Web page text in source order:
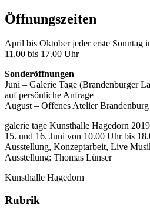
Öffnungszeiten
April bis Okto­ber jeder ers­te Sonn­tag
11.00 bis 17.00 Uhr
Son­der­öff­nun­gen
Juni – Gale­rie Tage (Bran­den­bur­ger
auf per­sön­li­che Anfrage
August – Offe­nes Ate­lier Brandenburg
gale­rie tage Kunst­hal­le Hage­dorn 2019
15. und 16. Juni von 10.00 Uhr bis
Aus­stel­lung, Kon­zept­ar­beit, Live
Aus­stel­lung: Tho­mas Lünser
Kunsthalle Hagedorn
Rubrik